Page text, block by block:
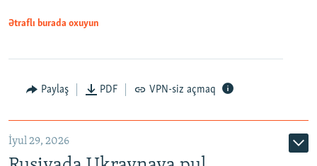
Ətraflı burada oxuyun
Paylaş PDF VPN-siz açmaq
İyul 29, 2026